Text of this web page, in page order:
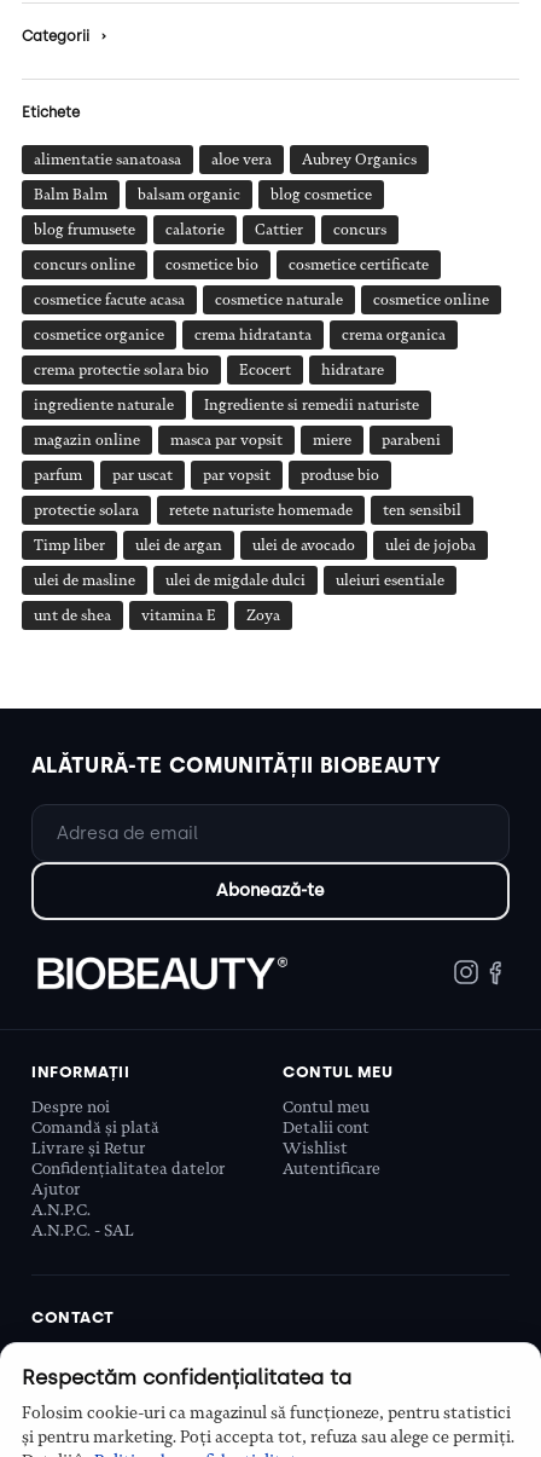
Categorii ›
Etichete
alimentatie sanatoasa aloe vera Aubrey Organics
Balm Balm balsam organic blog cosmetice
blog frumusete calatorie Cattier concurs
concurs online cosmetice bio cosmetice certificate
cosmetice facute acasa cosmetice naturale cosmetice online
cosmetice organice crema hidratanta crema organica
crema protectie solara bio Ecocert hidratare
ingrediente naturale Ingrediente si remedii naturiste
magazin online masca par vopsit miere parabeni
parfum par uscat par vopsit produse bio
protectie solara retete naturiste homemade ten sensibil
Timp liber ulei de argan ulei de avocado ulei de jojoba
ulei de masline ulei de migdale dulci uleiuri esentiale
unt de shea vitamina E Zoya
ALĂTURĂ-TE COMUNITĂȚII BIOBEAUTY
INFORMAȚII
Despre noi
Comandă și plată
Livrare și Retur
Confidențialitatea datelor
Ajutor
A.N.P.C.
A.N.P.C. - SAL
CONTUL MEU
Contul meu
Detalii cont
Wishlist
Autentificare
CONTACT
Sector 6, București, România
Program
Luni–Vineri, 9:00 – 16:00
Respectăm confidențialitatea ta
Folosim cookie-uri ca magazinul să funcționeze, pentru statistici
și pentru marketing. Poți accepta tot, refuza sau alege ce permiți.